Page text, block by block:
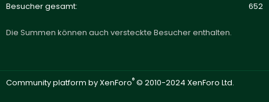
Besucher gesamt 652
Die Summen können auch versteckte Besucher enthalten.
Community platform by XenForo® © 2010-2024 XenForo Ltd.